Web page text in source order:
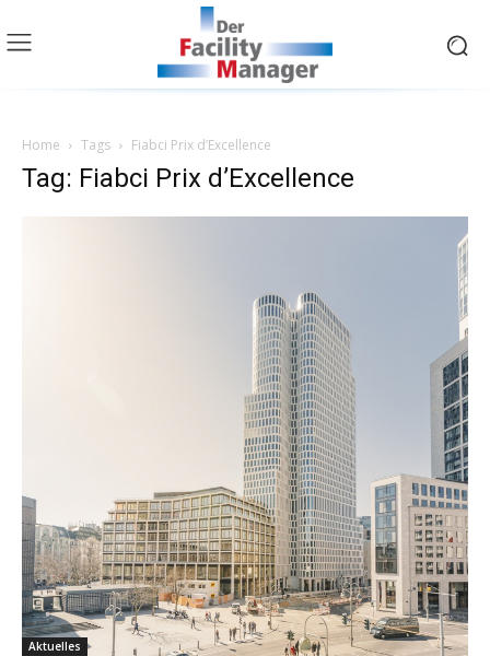
Home Tags Fiabci Prix d’Excellence
Tag: Fiabci Prix d’Excellence
Aktuelles